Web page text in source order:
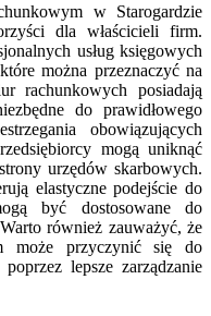
w Starogardzie
dla właścicieli firm.
usług księgowych
można przeznaczyć na
rachunkowych posiadają
do prawidłowego
obowiązujących
mogą uniknąć
urzędów skarbowych.
elastyczne podejście do
być dostosowane do
również zauważyć, że
może przyczynić się do
lepsze zarządzanie